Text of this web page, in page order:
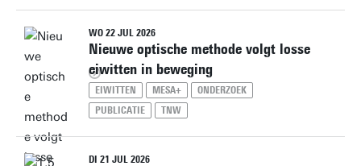
WO 22 JUL 2026
Nieuwe optische methode volgt losse
eiwitten in beweging
EIWITTEN MESA+
ONDERZOEK
PUBLICATIE
TNW
DI 21 JUL 2026